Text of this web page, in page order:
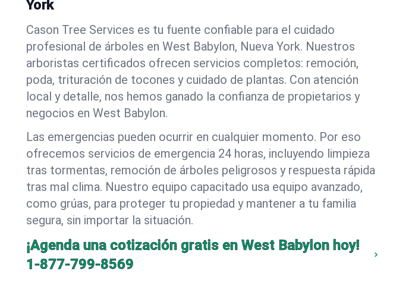
York
Cason Tree Services es tu fuente confiable para el cuidado
profesional de árboles en West Babylon, Nueva York. Nuestros
arboristas certificados ofrecen servicios completos: remoción,
poda, trituración de tocones y cuidado de plantas. Con atención
local y detalle, nos hemos ganado la confianza de propietarios y
negocios en West Babylon.
Las emergencias pueden ocurrir en cualquier momento. Por eso
ofrecemos servicios de emergencia 24 horas, incluyendo limpieza
tras tormentas, remoción de árboles peligrosos y respuesta rápida
tras mal clima. Nuestro equipo capacitado usa equipo avanzado,
como grúas, para proteger tu propiedad y mantener a tu familia
segura, sin importar la situación.
¡Agenda una cotización gratis en West Babylon hoy!
1-877-799-8569